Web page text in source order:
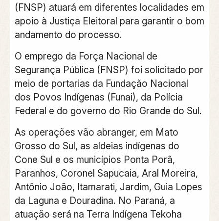
(FNSP) atuará em diferentes localidades em
apoio à Justiça Eleitoral para garantir o bom
andamento do processo.
O emprego da Força Nacional de
Segurança Pública (FNSP) foi solicitado por
meio de portarias da Fundação Nacional
dos Povos Indígenas (Funai), da Polícia
Federal e do governo do Rio Grande do Sul.
As operações vão abranger, em Mato
Grosso do Sul, as aldeias indígenas do
Cone Sul e os municípios Ponta Porã,
Paranhos, Coronel Sapucaia, Aral Moreira,
Antônio João, Itamarati, Jardim, Guia Lopes
da Laguna e Douradina. No Paraná, a
atuação será na Terra Indígena Tekoha